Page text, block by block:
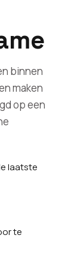
binnen
maken
op een
laatste
te